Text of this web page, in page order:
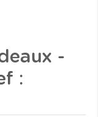
-
: